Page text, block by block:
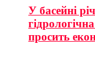
У басейні
просить